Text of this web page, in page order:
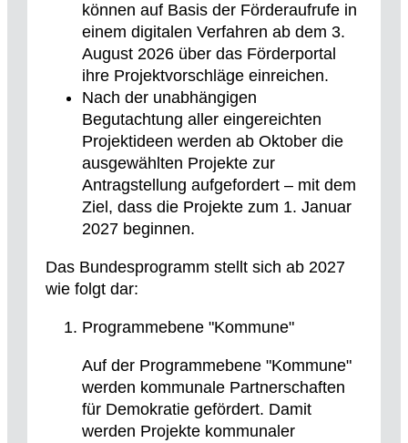
können auf Basis der Förderaufrufe in
einem digitalen Verfahren ab dem 3.
August 2026 über das Förderportal
ihre Projektvorschläge einreichen.
Nach der unabhängigen
Begutachtung aller eingereichten
Projektideen werden ab Oktober die
ausgewählten Projekte zur
Antragstellung aufgefordert – mit dem
Ziel, dass die Projekte zum 1. Januar
2027 beginnen.
Das Bundesprogramm stellt sich ab 2027
wie folgt dar:
Programmebene "Kommune"
Auf der Programmebene "Kommune"
werden kommunale Partnerschaften
für Demokratie gefördert. Damit
werden Projekte kommunaler